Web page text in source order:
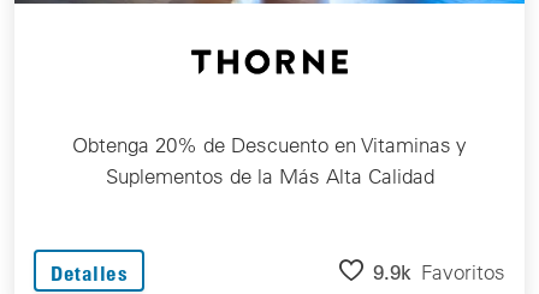
Obtenga 20% de Descuento en Vitaminas y
Suplementos de la Más Alta Calidad
Detalles 9.9k Favoritos